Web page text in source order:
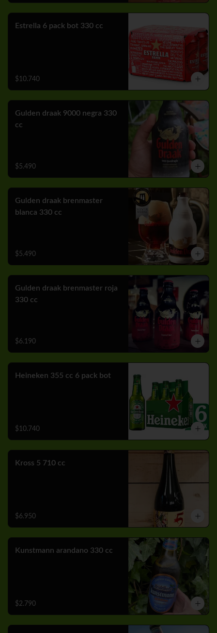
Estrella 6 pack bot 330 cc
$10.740
Gulden draak 9000 negra 330
cc
$5.490
Gulden draak brenmaster
blanca 330 cc
$5.490
Gulden draak brenmaster roja
330 cc
$6.190
Heineken 355 cc 6 pack bot
$10.740
Kross 5 710 cc
$6.950
Kunstmann arandano 330 cc
$2.790